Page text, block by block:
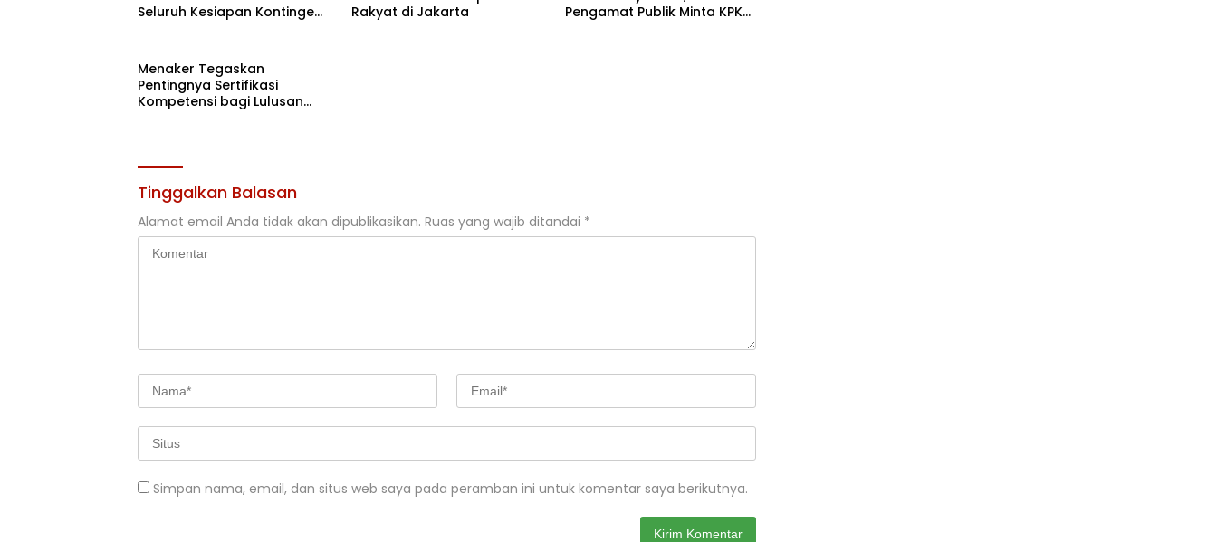
Seluruh Kesiapan Kontingen
Rakyat di Jakarta
Pengamat Publik Minta KPK
Menaker Tegaskan
Pentingnya Sertifikasi
Kompetensi bagi Lulusan
Tinggalkan Balasan
Alamat email Anda tidak akan dipublikasikan. Ruas yang wajib ditandai *
Simpan nama, email, dan situs web saya pada peramban ini untuk komentar saya berikutnya.